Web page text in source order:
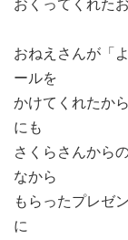
おくってくれた
おねえさんが「
ールを
かけてくれたか
にも
さくらさんから
なから
もらったプレゼ
に